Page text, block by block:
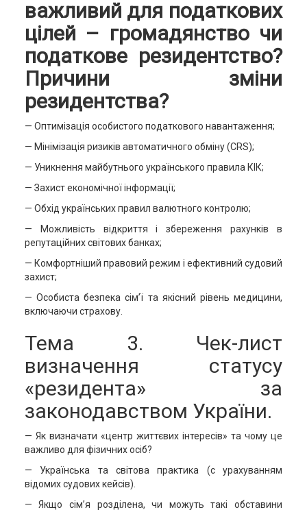
важливий для податкових
цілей – громадянство чи
податкове резидентство?
Причини зміни
резидентства?
— Оптимізація особистого податкового навантаження;
— Мінімізація ризиків автоматичного обміну (CRS);
— Уникнення майбутнього українського правила КІК;
— Захист економічної інформації;
— Обхід українських правил валютного контролю;
— Можливість відкриття і збереження рахунків в
репутаційних світових банках;
— Комфортніший правовий режим і ефективний судовий
захист;
— Особиста безпека сім’ї та якісний рівень медицини,
включаючи страхову.
Тема 3. Чек-лист
визначення статусу
«резидента» за
законодавством України.
— Як визначати «центр життєвих інтересів» та чому це
важливо для фізичних осіб?
— Українська та світова практика (с урахуванням
відомих судових кейсів).
— Якщо сім’я розділена, чи можуть такі обставини